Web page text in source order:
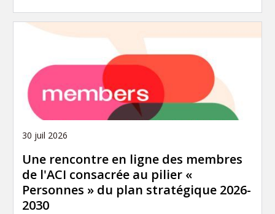
30 juil 2026
Une rencontre en ligne des membres
de l'ACI consacrée au pilier «
Personnes » du plan stratégique 2026-
2030